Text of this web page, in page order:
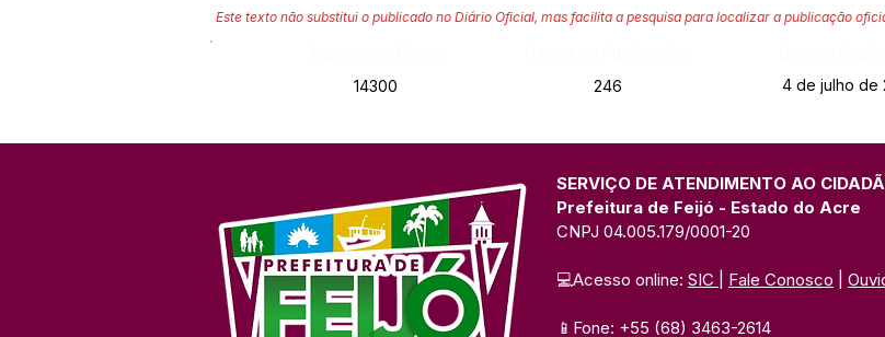
Este texto não substitui o publicado no Diário Oficial, mas facilita a pesquisa para localizar a publicação
14300
246 4 de julho de
SERVIÇO DE ATENDIMENTO AO
Prefeitura de Feijó - Estado do Acre
CNPJ 04.005.179/0001-20
💻Acesso online: SIC Fale Conosco
📱Fone: +55 (68) 3463-2614